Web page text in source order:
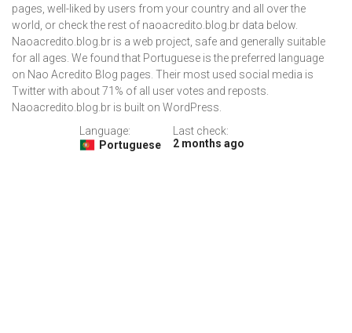
pages, well-liked by users from your country and all over the
world, or check the rest of naoacredito.blog.br data below.
Naoacredito.blog.br is a web project, safe and generally suitable
for all ages. We found that Portuguese is the preferred language
on Nao Acredito Blog pages. Their most used social media is
Twitter with about 71% of all user votes and reposts.
Naoacredito.blog.br is built on WordPress.
Language:
Portuguese
Last check:
2 months ago